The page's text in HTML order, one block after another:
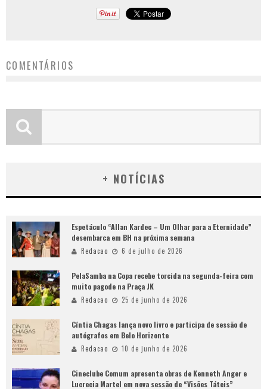
COMENTÁRIOS
+ NOTÍCIAS
Espetáculo “Allan Kardec – Um Olhar para a Eternidade”
desembarca em BH na próxima semana
Redacao 6 de julho de 2026
PelaSamba na Copa recebe torcida na segunda-feira com
muito pagode na Praça JK
Redacao 25 de junho de 2026
Cíntia Chagas lança novo livro e participa de sessão de
autógrafos em Belo Horizonte
Redacao 10 de junho de 2026
Cineclube Comum apresenta obras de Kenneth Anger e
Lucrecia Martel em nova sessão de “Visões Táteis”